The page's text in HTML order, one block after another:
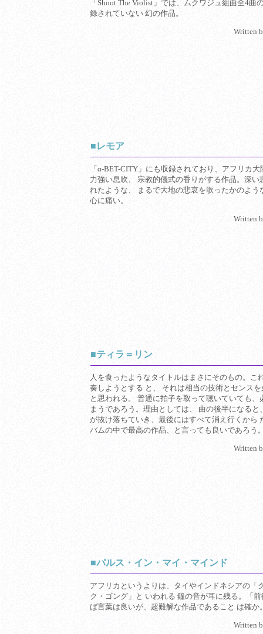
「Shoot The Violist」では、ムクワジュ組曲全4曲
録されていない 幻の作品。
Written
■レモア
「α-BET-CITY」にも収録されており、アフリカ
力強い息吹、 宗教的儀式の香りがする作品。深い
れたような、 まるで大地の悲哀を歌ったかのよう
心に痛い。
Written
■ティラ＝リン
人を食ったようなタイトルはまさにそのもの。こ
奏しようとする と、 それは相当の技術とセンス
と思われる。 普通に拍子を取って聴いていても、
まうであろう。理由としては、 曲の後半になると
が抜け落ちていき、最後にはすべて消え行くから
バムの中で最高の作品、と言っても良いであろう
Written
■パルス・イン・マイ・マインド
アフリカというよりは、タイやインドネシアの「
ク・ゴング」と いわれる 鐘の音が耳に残る。「
ば言葉は良いが、超難解な作品であること は確か
Written